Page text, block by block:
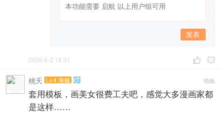
发表
 
2026-6-2 18:31
地板
桃夭 Lv.4 海贼 
套用模板，画美女很费工夫吧，感觉大多漫画家都
是这样……